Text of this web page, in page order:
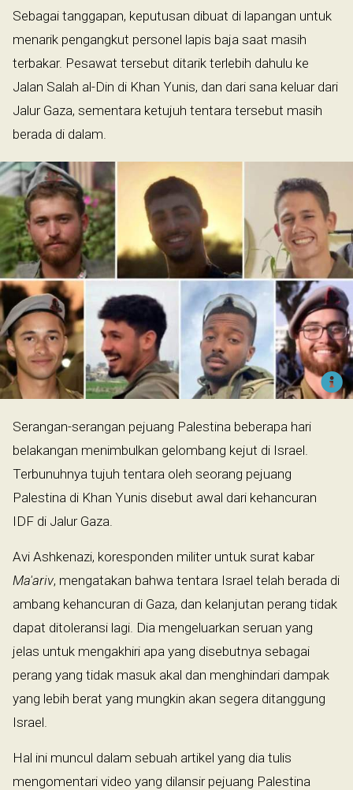
Sebagai tanggapan, keputusan dibuat di lapangan untuk
menarik pengangkut personel lapis baja saat masih
terbakar. Pesawat tersebut ditarik terlebih dahulu ke
Jalan Salah al-Din di Khan Yunis, dan dari sana keluar dari
Jalur Gaza, sementara ketujuh tentara tersebut masih
berada di dalam.
Serangan-serangan pejuang Palestina beberapa hari
belakangan menimbulkan gelombang kejut di Israel.
Terbunuhnya tujuh tentara oleh seorang pejuang
Palestina di Khan Yunis disebut awal dari kehancuran
IDF di Jalur Gaza.
Avi Ashkenazi, koresponden militer untuk surat kabar
Ma'ariv, mengatakan bahwa tentara Israel telah berada di
ambang kehancuran di Gaza, dan kelanjutan perang tidak
dapat ditoleransi lagi. Dia mengeluarkan seruan yang
jelas untuk mengakhiri apa yang disebutnya sebagai
perang yang tidak masuk akal dan menghindari dampak
yang lebih berat yang mungkin akan segera ditanggung
Israel.
Hal ini muncul dalam sebuah artikel yang dia tulis
mengomentari video yang dilansir pejuang Palestina